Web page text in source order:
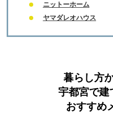
ニットーホーム
ヤマダレオハウス
暮らし方
宇都宮で建
おすすめ